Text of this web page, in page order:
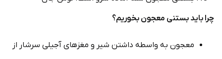
چرا باید بستنی معجون بخوریم؟
معجون به واسطه داشتن شیر و مغزهای آجیلی سرشار از